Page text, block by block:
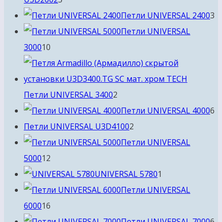
товаров
Петли UNIVERSAL 24003
Петли UNIVERSAL
300010
товаров
Петли UNIVERSAL 34002
товара
Петли UNIVERSAL 40006
Петли UNIVERSAL U3D41002
товара
Петли UNIVERSAL
500012
товаров
UNIVERSAL 57801
товар
Петли UNIVERSAL
600016